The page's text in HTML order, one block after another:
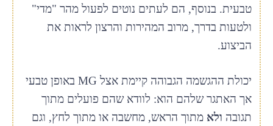
טבעית. בנוסף, הם לעתים נוטים לפעול מהר "מדי"
ולטעות בדרך, מרוב המהירות והרצון לראות את
הביצוע.
יכולת ההגשמה הגבוהה קיימת אצל MG באופן טבעי
אך האתגר שלהם הוא: לוודא שהם פועלים מתוך
תגובה ולא מתוך הראש, מחשבה או מתוך לחץ, וגם